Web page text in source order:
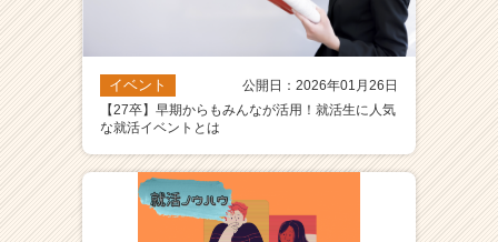
イベント
公開日：2026年01月26日
【27卒】早期からもみんなが活用！就活生に人気
な就活イベントとは